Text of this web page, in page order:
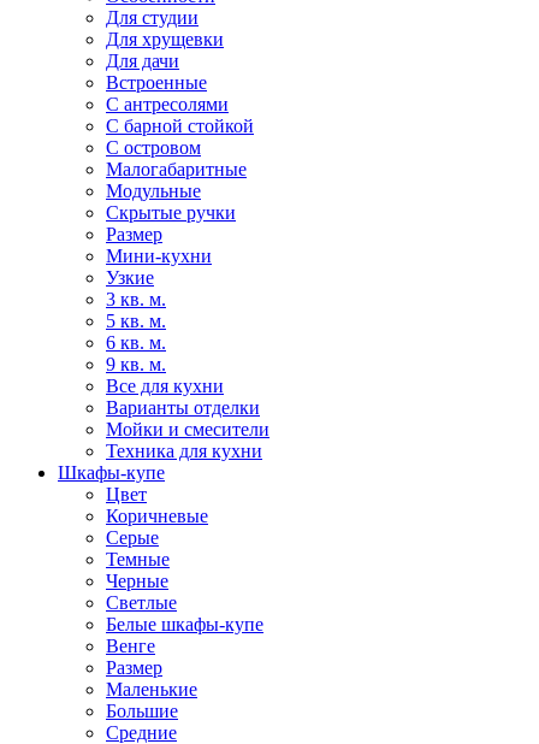
Для студии
Для хрущевки
Для дачи
Встроенные
С антресолями
С барной стойкой
С островом
Малогабаритные
Модульные
Скрытые ручки
Размер
Мини-кухни
Узкие
3 кв. м.
5 кв. м.
6 кв. м.
9 кв. м.
Все для кухни
Варианты отделки
Мойки и смесители
Техника для кухни
Шкафы-купе
Цвет
Коричневые
Серые
Темные
Черные
Светлые
Белые шкафы-купе
Венге
Размер
Маленькие
Большие
Средние